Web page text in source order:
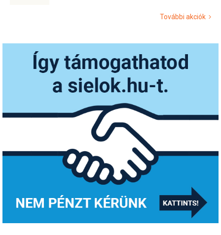
További akciók